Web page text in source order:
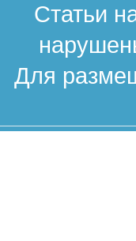
Статьи
Для